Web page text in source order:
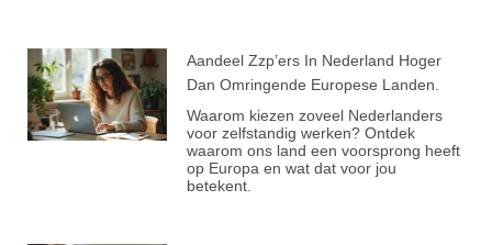
Aandeel Zzp’ers In Nederland Hoger
Dan Omringende Europese Landen.
Waarom kiezen zoveel Nederlanders
voor zelfstandig werken? Ontdek
waarom ons land een voorsprong heeft
op Europa en wat dat voor jou
betekent.